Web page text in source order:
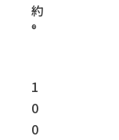
約
®
1
0
0